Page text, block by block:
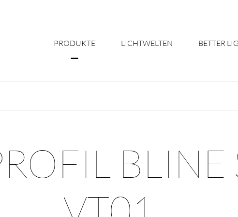
PRODUKTE LICHTWELTEN BETTER
Licht nach Maß - Ihr
BLINE